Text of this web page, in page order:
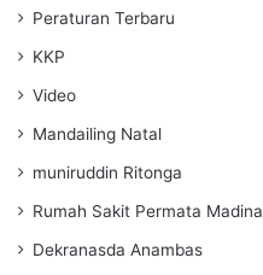
Peraturan Terbaru
KKP
Video
Mandailing Natal
muniruddin Ritonga
Rumah Sakit Permata Madina
Dekranasda Anambas